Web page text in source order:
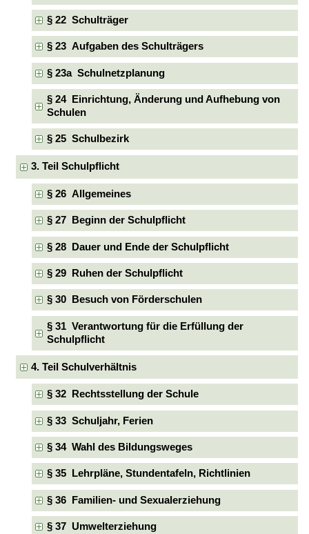
§ 22 Schulträger
§ 23 Aufgaben des Schulträgers
§ 23a Schulnetzplanung
§ 24 Einrichtung, Änderung und Aufhebung von
Schulen
§ 25 Schulbezirk
3. Teil Schulpflicht
§ 26 Allgemeines
§ 27 Beginn der Schulpflicht
§ 28 Dauer und Ende der Schulpflicht
§ 29 Ruhen der Schulpflicht
§ 30 Besuch von Förderschulen
§ 31 Verantwortung für die Erfüllung der
Schulpflicht
4. Teil Schulverhältnis
§ 32 Rechtsstellung der Schule
§ 33 Schuljahr, Ferien
§ 34 Wahl des Bildungsweges
§ 35 Lehrpläne, Stundentafeln, Richtlinien
§ 36 Familien- und Sexualerziehung
§ 37 Umwelterziehung